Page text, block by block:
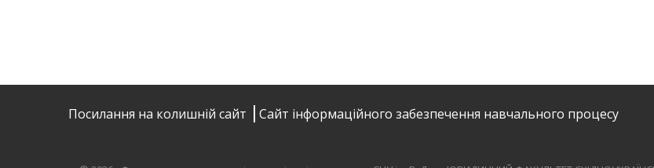
Посилання на колишній сайт Сайт інформаційного забезпечення навчального процесу